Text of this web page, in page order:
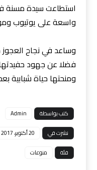
استطاعت سيدة مسنة
واسعة على يوتيوب
وساعد في نجاح
فضلا عن جهود
ومنحتها حياة شبابية
كتب بواسطة
Admin
نشرت في
20 أكتوبر، 2017
فئة
منوعات